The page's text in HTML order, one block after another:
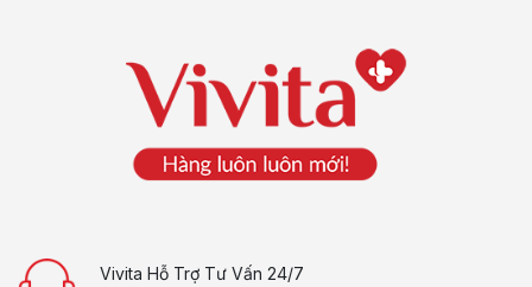
Vivita Hỗ Trợ Tư Vấn 24/7